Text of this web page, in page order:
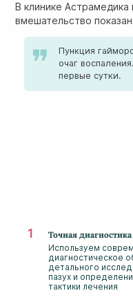
В клинике
вмешательство
Пункция
очаг
первые сутки.
Точная
Используем
диагностическое
детального
пазух и
тактики лечения